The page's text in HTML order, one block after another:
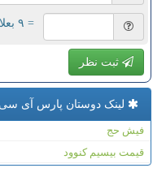
= ۹ بعلاوه ۳
ثبت نظر
لینک دوستان پارس آی
فیش حج
قیمت بیسیم کنوود